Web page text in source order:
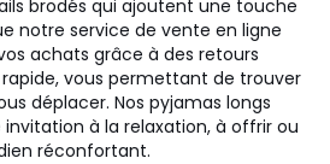
brodés qui ajoutent une touche
notre service de vente en ligne
achats grâce à des retours
vous permettant de trouver
déplacer. Nos pyjamas longs
à la relaxation, à offrir ou
réconfortant.